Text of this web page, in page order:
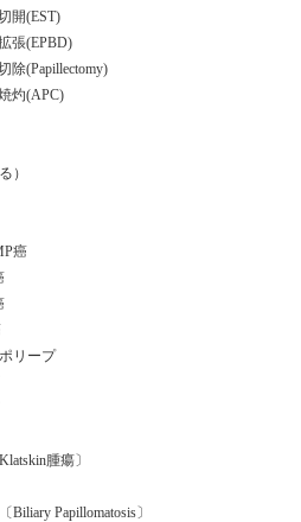
開(EST)
張(EPBD)
除(Papillectomy)
灼(APC)
）
癌
リープ
腫瘍〕
Biliary Papillomatosis〕